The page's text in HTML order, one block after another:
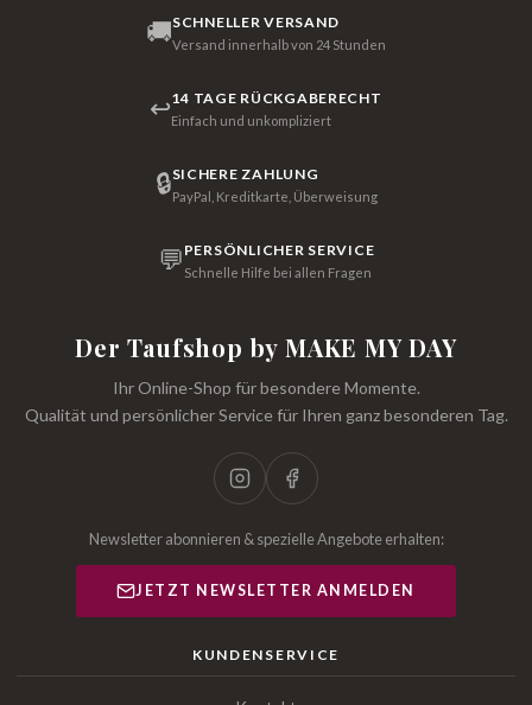
🚚SCHNELLER VERSAND
Versand innerhalb von 24 Stunden
↩14 TAGE RÜCKGABERECHT
Einfach und unkompliziert
🔒SICHERE ZAHLUNG
PayPal, Kreditkarte, Überweisung
💬 PERSÖNLICHER SERVICE
Schnelle Hilfe bei allen Fragen
Der Taufshop by MAKE MY DAY
Ihr Online-Shop für besondere Momente.
Qualität und persönlicher Service für Ihren ganz besonderen Tag.
Newsletter abonnieren & spezielle Angebote erhalten:
JETZT NEWSLETTER ANMELDEN
KUNDENSERVICE